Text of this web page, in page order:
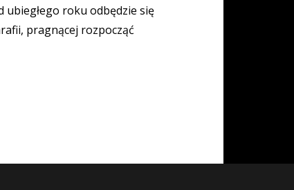
ubiegłego roku odbędzie się
pragnącej rozpocząć